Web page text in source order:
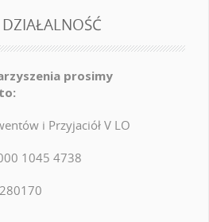
prosimy
i Przyjaciół V LO
1045 4738